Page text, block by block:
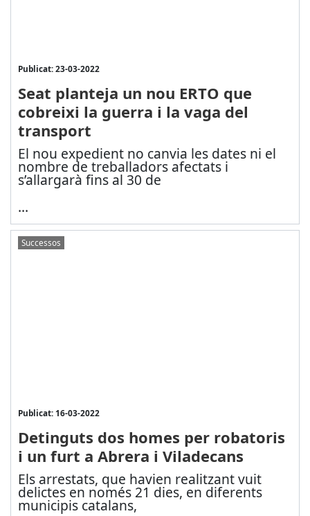
Publicat: 23-03-2022
Seat planteja un nou ERTO que
cobreixi la guerra i la vaga del
transport
El nou expedient no canvia les dates ni el
nombre de treballadors afectats i
s’allargarà fins al 30 de
...
Successos
Publicat: 16-03-2022
Detinguts dos homes per robatoris
i un furt a Abrera i Viladecans
Els arrestats, que havien realitzant vuit
delictes en només 21 dies, en diferents
municipis catalans,